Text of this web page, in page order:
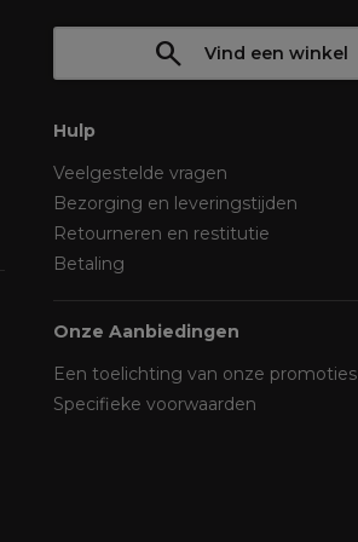
Vind een winkel
Hulp
Veelgestelde vragen
Bezorging en leveringstijden
Retourneren en restitutie
Betaling
Onze Aanbiedingen
Een toelichting van onze promoties
Specifieke voorwaarden